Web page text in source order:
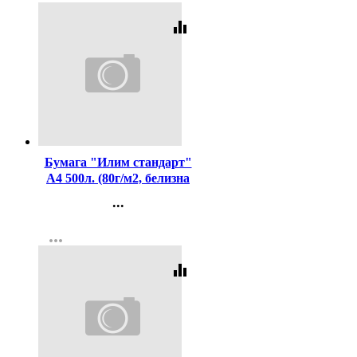
equalizer
Бумага "Илим стандарт"
А4 500л. (80г/м2, белизна
...
Регистрация
more_horiz
equalizer